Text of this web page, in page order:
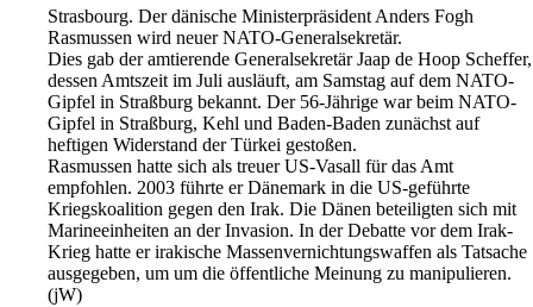
Strasbourg. Der dänische Ministerpräsident Anders Fogh
Rasmussen wird neuer NATO-Generalsekretär.
Dies gab der amtierende Generalsekretär Jaap de Hoop Scheffer,
dessen Amtszeit im Juli ausläuft, am Samstag auf dem NATO-
Gipfel in Straßburg bekannt. Der 56-Jährige war beim NATO-
Gipfel in Straßburg, Kehl und Baden-Baden zunächst auf
heftigen Widerstand der Türkei gestoßen.
Rasmussen hatte sich als treuer US-Vasall für das Amt
empfohlen. 2003 führte er Dänemark in die US-geführte
Kriegskoalition gegen den Irak. Die Dänen beteiligten sich mit
Marineeinheiten an der Invasion. In der Debatte vor dem Irak-
Krieg hatte er irakische Massenvernichtungswaffen als Tatsache
ausgegeben, um um die öffentliche Meinung zu manipulieren.
(jW)